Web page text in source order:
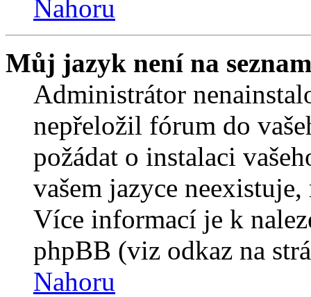
Nahoru
Můj jazyk není na
Administrátor
nepřeložil fórum do
požádat o instalaci
vašem jazyce
Více informací je k
phpBB (viz odkaz na
Nahoru